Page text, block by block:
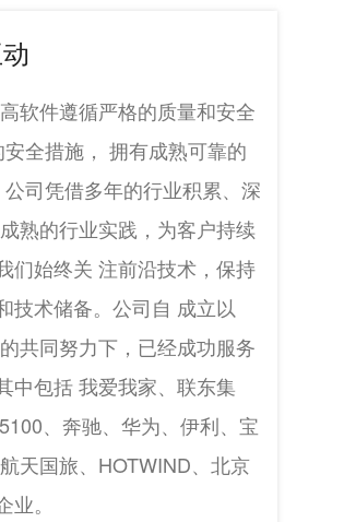
软件遵循严格的质量和安全
全措施， 拥有成熟可靠的
司凭借多年的行业积累、深
熟的行业实践，为客户持续
们始终关 注前沿技术，保持
技术储备。公司自 成立以
共同努力下，已经成功服务
中包括 我爱我家、联东集
、奔驰、华为、伊利、宝
天国旅、HOTWIND、北京
。